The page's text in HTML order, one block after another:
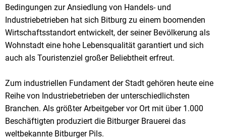
Bedingungen zur Ansiedlung von Handels- und
Industriebetrieben hat sich Bitburg zu einem boomenden
Wirtschaftsstandort entwickelt, der seiner Bevölkerung als
Wohnstadt eine hohe Lebensqualität garantiert und sich
auch als Touristenziel großer Beliebtheit erfreut.
Zum industriellen Fundament der Stadt gehören heute eine
Reihe von Industriebetrieben der unterschiedlichsten
Branchen. Als größter Arbeitgeber vor Ort mit über 1.000
Beschäftigten produziert die Bitburger Brauerei das
weltbekannte Bitburger Pils.